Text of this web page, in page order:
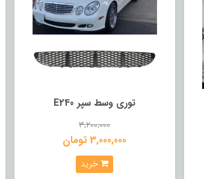
توری وسط سپر E240
3,200,000
3,000,000 تومان
خرید